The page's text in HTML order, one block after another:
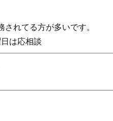
されてる方が多いです。
は応相談